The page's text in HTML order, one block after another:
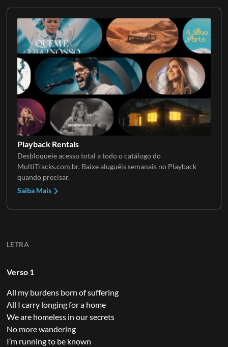
Playback Rentals
Desbloqueie acesso total a todo o catálogo do
MultiTracks.com.br. Baixe aluguéis semanais no Playback
quando precisar.
Saiba Mais
LETRA
Verso 1
All my burdens born of suffering
All I carry longing for a home
We are homeless in our secrets
No more wandering
I’m running to be known